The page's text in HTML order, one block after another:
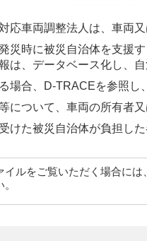
応車両調整法人は、車両
災時に被災自治体を支援
は、データベース化し、自
場合、D-TRACEを参照し
について、車両の所有者
けた被災自治体が負担し
イルをご覧いただく場合に